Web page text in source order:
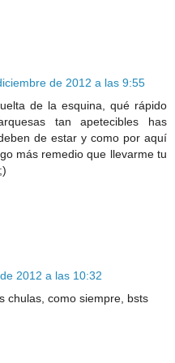
de 2012 a las 9:55
de la esquina, qué rápido
tan apetecibles has
de estar y como por aquí
más remedio que llevarme tu
2012 a las 10:32
chulas, como siempre, bsts